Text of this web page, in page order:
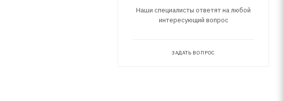
Наши специалисты ответят на любой
интересующий вопрос
ЗАДАТЬ ВОПРОС